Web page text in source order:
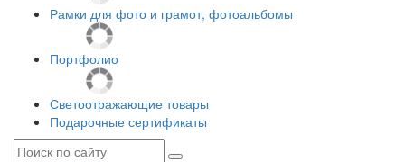
Рамки для фото и грамот, фотоальбомы
Портфолио
Светоотражающие товары
Подарочные сертификаты